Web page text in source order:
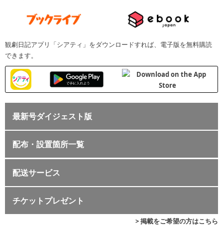
観劇日記アプリ「シアティ」をダウンロードすれば、電子版を無料購読
できます。
最新号ダイジェスト版
配布・設置箇所一覧
配送サービス
チケットプレゼント
> 掲載をご希望の方はこちら